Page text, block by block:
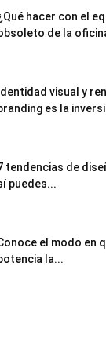
hacer con el
de la
Identidad visual y
es la
tendencias de
puedes...
el modo en
la...